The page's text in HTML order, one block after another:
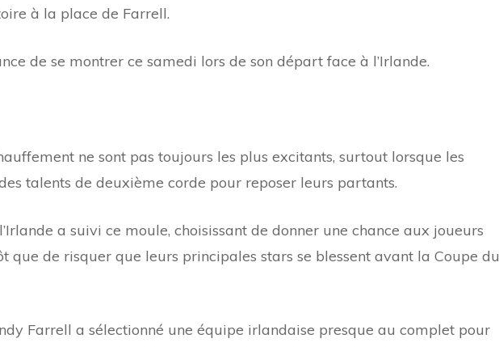
à la place de Farrell.
de se montrer ce samedi lors de son départ face à l’Irlande.
ne sont pas toujours les plus excitants, surtout lorsque les
talents de deuxième corde pour reposer leurs partants.
l’Irlande a suivi ce moule, choisissant de donner une chance aux joueurs
que de risquer que leurs principales stars se blessent avant la Coupe du
Farrell a sélectionné une équipe irlandaise presque au complet pour